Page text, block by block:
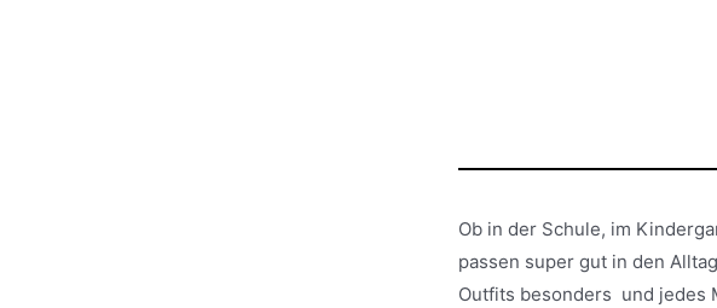
Ob in der Schule, im
passen super gut in den
Outfits besonders und jedes